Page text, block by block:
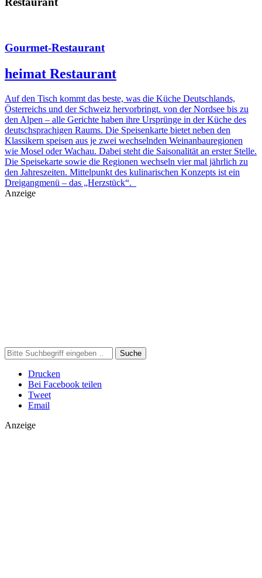
Gourmet-Restaurant
heimat Restaurant
Auf den Tisch kommt das beste, was die Küche Deutschlands,
Österreichs und der Schweiz hervorbringt. von der Nordsee bis zu
den Alpen – alle Gerichte haben ihre Ursprünge in der Küche des
deutschsprachigen Raums. Die Speisenkarte bietet neben den
Klassikern speisen aus je zwei wechselnden Weinanbauregionen
wie Mosel oder Wachau. Dabei steht die Saisonalität an erster Stelle.
Die Speisekarte sowie die Regionen wechseln vier mal jährlich zu
den Jahreszeiten. Mittelpunkt des kulinarischen Konzepts ist ein
Dreigangmenü – das „Herzstück“.
Anzeige
Suche
Drucken
Bei Facebook teilen
Tweet
Email
Anzeige